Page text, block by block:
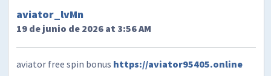
aviator_lvMn
19 de junio de 2026 at 3:56 AM
aviator free spin bonus https://aviator95405.online